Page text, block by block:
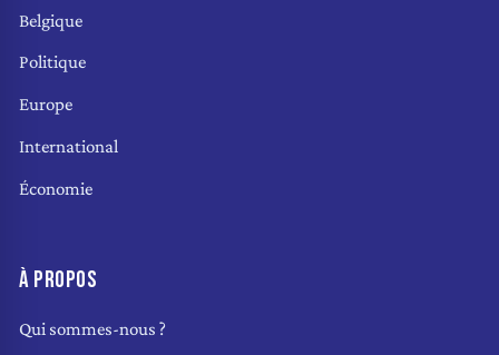
Belgique
Politique
Europe
International
Économie
À PROPOS
Qui sommes-nous ?